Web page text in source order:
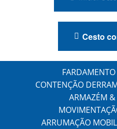
Cesto
FARDAMENTO
CONTENÇÃO
ARMAZÉM
ARRUMAÇÃO